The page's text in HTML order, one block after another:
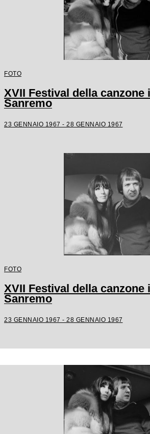
FOTO
XVII Festival della canzone
Sanremo
23 GENNAIO 1967 - 28 GENNAIO 1967
FOTO
XVII Festival della canzone
Sanremo
23 GENNAIO 1967 - 28 GENNAIO 1967